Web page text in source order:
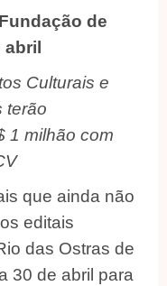
de
abril
Culturais e
terão
1 milhão com
que ainda não
editais
das Ostras de
30 de abril para